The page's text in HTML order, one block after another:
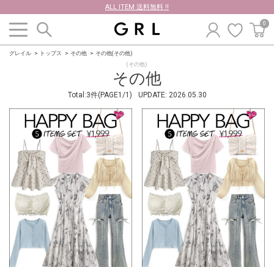
ALL ITEM 送料無料 !!
0
グレイル トップス その他 その他(その他)
その他
(その他)
Total:3件(PAGE1/1) UPDATE: 2026.05.30